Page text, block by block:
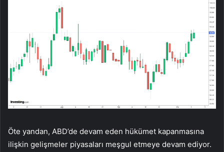
Öte yandan, ABD’de devam eden hükümet kapanmasına
ilişkin gelişmeler piyasaları meşgul etmeye devam ediyor.